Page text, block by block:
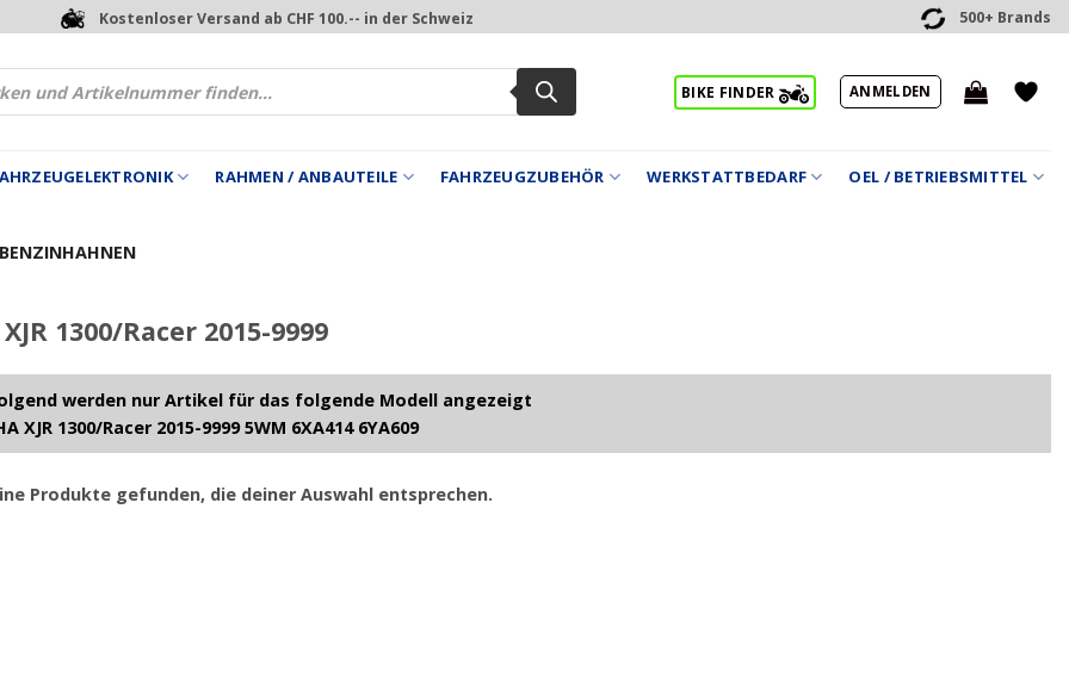
Kostenloser Versand ab CHF 100.-- in der Schweiz 500+ Brands
BIKE FINDER ANMELDEN
RAHMEN / ANBAUTEILE FAHRZEUGZUBEHÖR WERKSTATTBEDARF OEL / BETRIEBSMITTEL
BENZINHAHNEN
1300/Racer 2015-9999
werden nur Artikel für das folgende Modell angezeigt
XJR 1300/Racer 2015-9999 5WM 6XA414 6YA609
Produkte gefunden, die deiner Auswahl entsprechen.